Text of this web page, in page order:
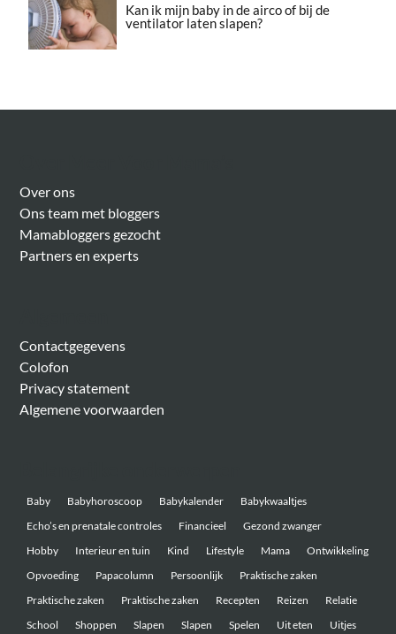
Kan ik mijn baby in de airco of bij de
ventilator laten slapen?
Over ons
Ons team met bloggers
Mamabloggers gezocht
Partners en experts
Contactgegevens
Colofon
Privacy statement
Algemene voorwaarden
Baby Babyhoroscoop Babykalender
Babykwaaltjes
Echo’s en prenatale controles
Financieel
Gezond zwanger
Hobby
Interieur en tuin Kind Lifestyle Mama
Ontwikkeling
Opvoeding
Papacolumn Persoonlijk
Praktische zaken
Praktische zaken
Praktische zaken Recepten Reizen
Relatie
School
Shoppen Slapen Slapen Spelen Uit eten Uitjes